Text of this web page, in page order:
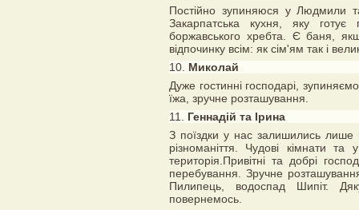
Постійно зупиняюся у Людмили
Закарпатська кухня, яку
боржавського хребта. Є баня,
відпочинку всім: як сім'ям так і
10. Миколай
Дуже гостинні господарі,
їжа, зручне розташування.
11. Геннадій та Ірина
З поїздки у нас залишились лише
різноманіття. Чудові кімнати
територія.Привітні та добрі
перебування. Зручне
Пилипець, водоспад Шипiт.
повернемось.